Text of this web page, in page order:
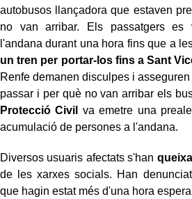
autobusos llançadora que estaven
no van arribar. Els passatgers es
l'andana durant una hora fins que a
un tren per portar-los fins a Sant
Renfe demanen disculpes i
passar i per què no van arribar els
Protecció Civil
va emetre una
acumulació de persones a l'andana.
Diversos usuaris afectats s'han
de les xarxes socials. Han
que hagin estat més d'una hora